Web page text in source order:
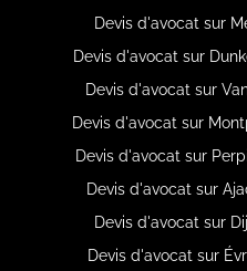
Devis d'avocat sur
Devis d'avocat sur
Devis d'avocat sur
Devis d'avocat sur
Devis d'avocat sur
Devis d'avocat sur
Devis d'avocat sur
Devis d'avocat sur